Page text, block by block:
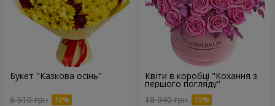
Букет "Казкова осінь"
6 510 грн
Квіти в коробці "Кохання з
першого погляду"
18 940 грн